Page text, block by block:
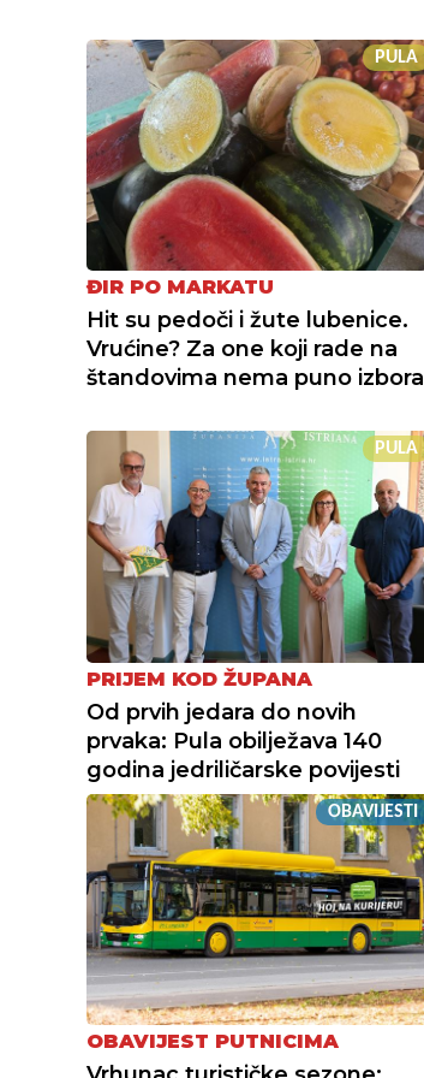
PULA
ĐIR PO MARKATU
Hit su pedoči i žute lubenice.
Vrućine? Za one koji rade na
štandovima nema puno izbora
PULA
PRIJEM KOD ŽUPANA
Od prvih jedara do novih
prvaka: Pula obilježava 140
godina jedriličarske povijesti
OBAVIJESTI
OBAVIJEST PUTNICIMA